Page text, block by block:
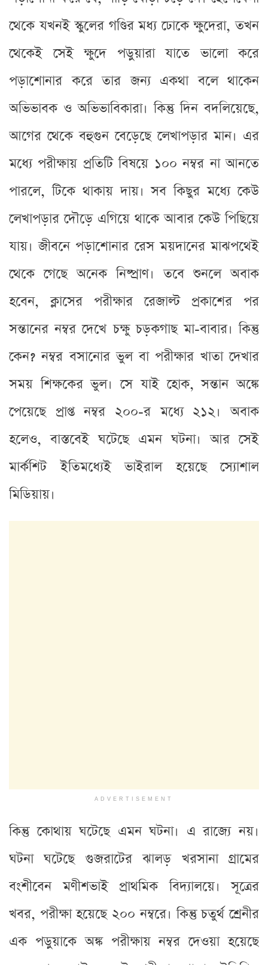
থেকে যখনই স্কুলের গণ্ডির মধ্য ঢোকে ক্ষুদেরা, তখন
থেকেই সেই ক্ষুদে পড়ুয়ারা যাতে ভালো করে
পড়াশোনার করে তার জন্য একথা বলে থাকেন
অভিভাবক ও অভিভাবিকারা। কিন্তু দিন বদলিয়েছে,
আগের থেকে বহুগুন বেড়েছে লেখাপড়ার মান। এর
মধ্যে পরীক্ষায় প্রতিটি বিষয়ে ১০০ নম্বর না আনতে
পারলে, টিকে থাকায় দায়। সব কিছুর মধ্যে কেউ
লেখাপড়ার দৌড়ে এগিয়ে থাকে আবার কেউ পিছিয়ে
যায়। জীবনে পড়াশোনার রেস ময়দানের মাঝপথেই
থেকে গেছে অনেক নিষ্প্রাণ। তবে শুনলে অবাক
হবেন, ক্লাসের পরীক্ষার রেজাল্ট প্রকাশের পর
সন্তানের নম্বর দেখে চক্ষু চড়কগাছ মা-বাবার। কিন্তু
কেন? নম্বর বসানোর ভুল বা পরীক্ষার খাতা দেখার
সময় শিক্ষকের ভুল। সে যাই হোক, সন্তান অঙ্কে
পেয়েছে প্রাপ্ত নম্বর ২০০-র মধ্যে ২১২। অবাক
হলেও, বাস্তবেই ঘটেছে এমন ঘটনা। আর সেই
মার্কশিট ইতিমধ্যেই ভাইরাল হয়েছে স্যোশাল
মিডিয়ায়।
ADVERTISEMENT
কিন্তু কোথায় ঘটেছে এমন ঘটনা। এ রাজ্যে নয়।
ঘটনা ঘটেছে গুজরাটের ঝালড় খরসানা গ্রামের
বংশীবেন মণীশভাই প্রাথমিক বিদ্যালয়ে। সূত্রের
খবর, পরীক্ষা হয়েছে ২০০ নম্বরে। কিন্তু চতুর্থ শ্রেনীর
এক পড়ুয়াকে অঙ্ক পরীক্ষায় নম্বর দেওয়া হয়েছে